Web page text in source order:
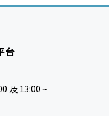
台
及 13:00 ~